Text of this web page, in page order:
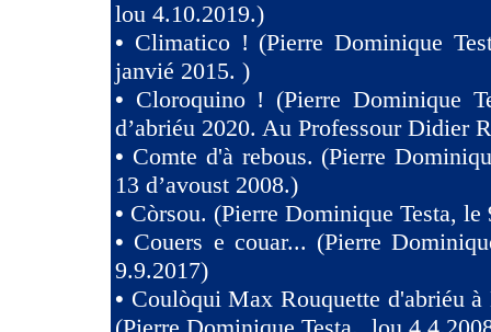
lou 4.10.2019.)
• Climatico ! (Pierre Dominique
janvié 2015. )
• Cloroquino ! (Pierre Dominique
d’abriéu 2020. Au Professour Didier
• Comte d'à rebous. (Pierre
13 d’avoust 2008.)
• Còrsou. (Pierre Dominique Testa, le
• Couers e couar... (Pierre
9.9.2017)
• Coulòqui Max Rouquette d'abriéu